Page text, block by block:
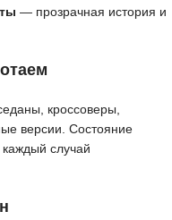
— прозрачная история и
кроссоверы,
версии. Состояние
случай